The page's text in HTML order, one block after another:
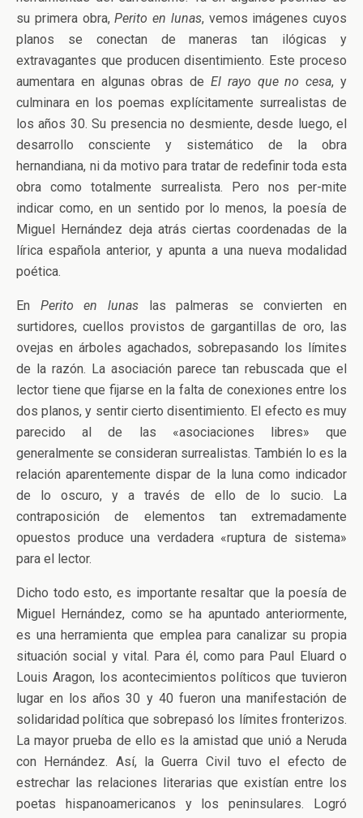
su primera obra,Perito en lunas, vemos imágenes cuyos
planos se conectan de maneras tan ilógicas y
extravagantes que producen disentimiento. Este proceso
aumentara en algunas obras de El rayo que no cesa, y
culminara en los poemas explícitamente surrealistas de
los años 30. Su presencia no desmiente, desde luego, el
desarrollo consciente y sistemático de la obra
hernandiana, ni da motivo para tratar de redefinir toda esta
obra como totalmente surrealista. Pero nos per-mite
indicar como, en un sentido por lo menos, la poesía de
Miguel Hernández deja atrás ciertas coordenadas de la
lírica española anterior, y apunta a una nueva modalidad
poética.
En Perito en lunaslas palmeras se convierten en
surtidores, cuellos provistos de gargantillas de oro, las
ovejas en árboles agachados, sobrepasando los límites
de la razón. La asociación parece tan rebuscada que el
lector tiene que fijarse en la falta de conexiones entre los
dos planos, y sentir cierto disentimiento. El efecto es muy
parecido al de las «asociaciones libres» que
generalmente se consideran surrealistas. También lo es la
relación aparentemente dispar de la luna como indicador
de lo oscuro, y a través de ello de lo sucio. La
contraposición de elementos tan extremadamente
opuestos produce una verdadera «ruptura de sistema»
para el lector.
Dicho todo esto, es importante resaltar que la poesía de
Miguel Hernández, como se ha apuntado anteriormente,
es una herramienta que emplea para canalizar su propia
situación social y vital. Para él, como para Paul Eluard o
Louis Aragon, los acontecimientos políticos que tuvieron
lugar en los años 30 y 40 fueron una manifestación de
solidaridad política que sobrepasó los límites fronterizos.
La mayor prueba de ello es la amistad que unió a Neruda
con Hernández. Así, la Guerra Civil tuvo el efecto de
estrechar las relaciones literarias que existían entre los
poetas hispanoamericanos y los peninsulares. Logró